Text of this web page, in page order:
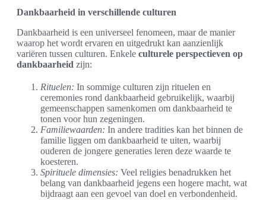
Dankbaarheid in verschillende culturen
Dankbaarheid is een universeel fenomeen, maar de manier
waarop het wordt ervaren en uitgedrukt kan aanzienlijk
variëren tussen culturen. Enkele culturele perspectieven op
dankbaarheid zijn:
Rituelen: In sommige culturen zijn rituelen en
ceremonies rond dankbaarheid gebruikelijk, waarbij
gemeenschappen samenkomen om dankbaarheid te
tonen voor hun zegeningen.
Familiewaarden: In andere tradities kan het binnen de
familie liggen om dankbaarheid te uiten, waarbij
ouderen de jongere generaties leren deze waarde te
koesteren.
Spirituele dimensies: Veel religies benadrukken het
belang van dankbaarheid jegens een hogere macht, wat
bijdraagt aan een gevoel van doel en verbondenheid.